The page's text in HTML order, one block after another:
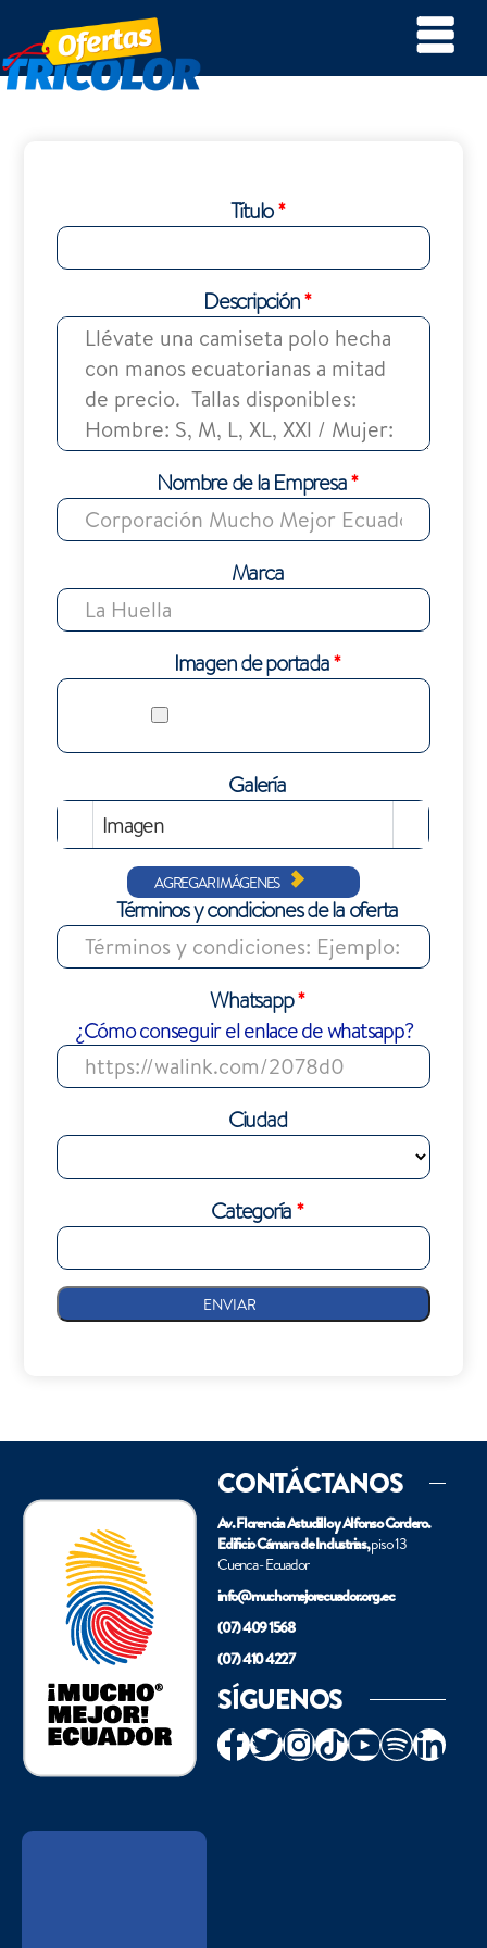
Título*
Descripción*
Nombre de la Empresa*
Marca
Imagen de portada*
Galería
Imagen
AGREGAR IMÁGENES
Términos y condiciones de la oferta
Whatsapp*
¿Cómo conseguir el enlace de whatsapp?
Ciudad
Categoría*
CONTÁCTANOS
Av. Florencia Astudillo y Alfonso Cordero.
Edificio Cámara de Industrias,piso 13
Cuenca - Ecuador
info@muchomejorecuador.org.ec
(07) 409 1568
(07) 410 4227
SÍGUENOS